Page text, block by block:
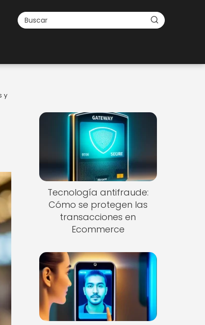
y
Tecnología antifraude:
Cómo se protegen las
transacciones en
Ecommerce